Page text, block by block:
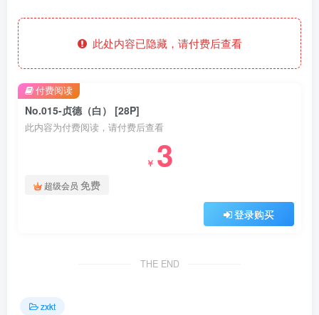
此处内容已隐藏，请付费后查看
No.015-贞德（白） [28P]
此内容为付费阅读，请付费后查看
￥ 3
超级会员 免费
登录购买
付费阅读
THE END
zxkt